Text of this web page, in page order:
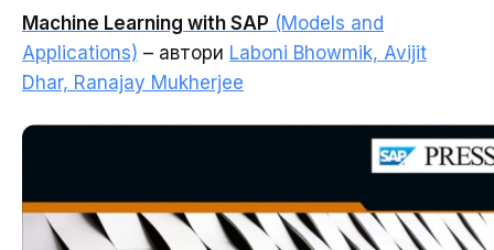
Machine Learning with SAP (Models and
Applications) – автори Laboni Bhowmik, Avijit
Dhar, Ranajay Mukherjee